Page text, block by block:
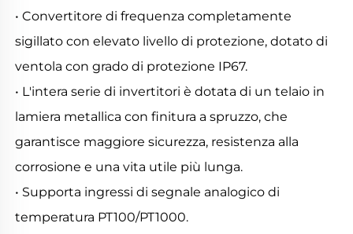
• Convertitore di frequenza completamente
sigillato con elevato livello di protezione, dotato di
ventola con grado di protezione IP67.
• L'intera serie di invertitori è dotata di un telaio in
lamiera metallica con finitura a spruzzo, che
garantisce maggiore sicurezza, resistenza alla
corrosione e una vita utile più lunga.
• Supporta ingressi di segnale analogico di
temperatura PT100/PT1000.